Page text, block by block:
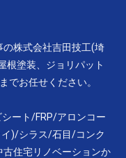
株式会社吉田技工(埼
根塗装、ジョリパット
でお任せください。
ート/FRP/アロンコー
イ)/シラス/石目/コンク
古住宅リノベーションか